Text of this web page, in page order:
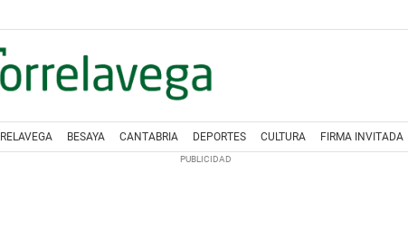
BESAYA CANTABRIA DEPORTES CULTURA FIRMA INVITADA